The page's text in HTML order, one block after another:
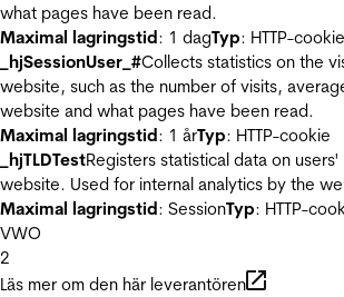
what pages have been read.
Maximal lagringstid: 1 dagTyp: HTTP-cookie
_hjSessionUser_#Collects statistics on the
website, such as the number of visits,
website and what pages have been read.
Maximal lagringstid: 1 årTyp: HTTP-cookie
_hjTLDTestRegisters statistical data on
website. Used for internal analytics by the
Maximal lagringstid: SessionTyp: HTTP-
VWO
2
Läs mer om den här leverantören